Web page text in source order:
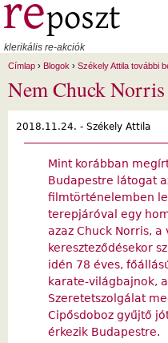
Ugrás a tartalomra
klerikális re-akciók
Címlap › Blogok › Székely Attila további
Nem Chuck Norris
2018.11.24. - Székely Attila
Mint korábban
Budapestre látogat
filmtörténelemben
terepjáróval egy
azaz Chuck Norris,
kereszteződésekor
idén 78 éves,
karate-világbajnok,
Szeretetszolgálat
Cipősdoboz gyűjtő
érkezik Budapestre.